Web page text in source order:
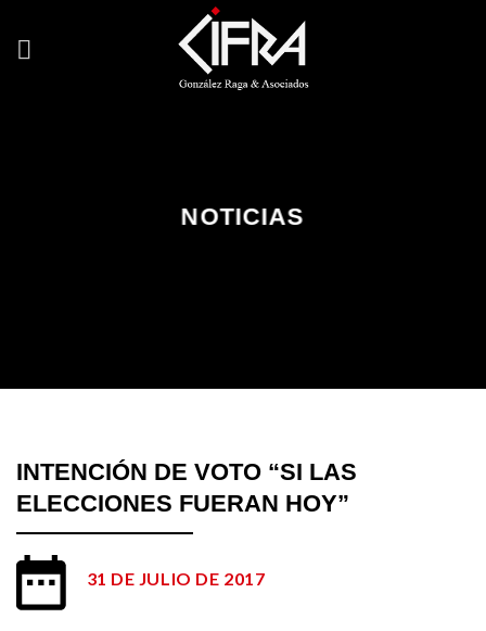
contenido
NOTICIAS
INTENCIÓN DE VOTO “SI LAS
ELECCIONES FUERAN HOY”
31 DE JULIO DE 2017